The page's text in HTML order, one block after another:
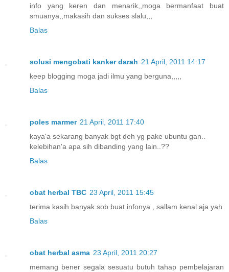
info yang keren dan menarik,,moga bermanfaat buat
smuanya,,makasih dan sukses slalu,,,
Balas
solusi mengobati kanker darah 21 April, 2011 14:17
keep blogging moga jadi ilmu yang berguna,,,,,
Balas
poles marmer 21 April, 2011 17:40
kaya'a sekarang banyak bgt deh yg pake ubuntu gan..
kelebihan'a apa sih dibanding yang lain..??
Balas
obat herbal TBC 23 April, 2011 15:45
terima kasih banyak sob buat infonya , sallam kenal aja yah
Balas
obat herbal asma 23 April, 2011 20:27
memang bener segala sesuatu butuh tahap pembelajaran